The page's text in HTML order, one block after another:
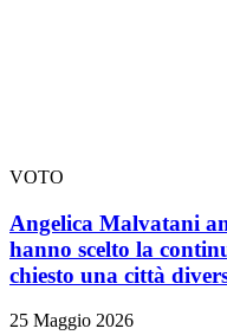
VOTO
Angelica Malvatani
hanno scelto la
chiesto una città
25 Maggio 2026